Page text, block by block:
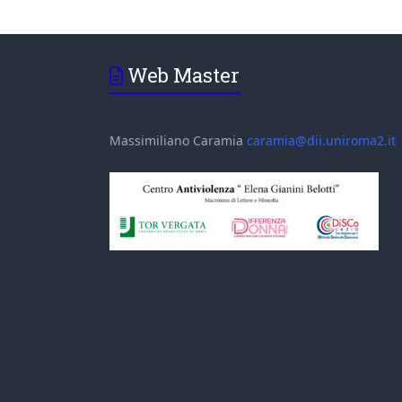
Web Master
Massimiliano Caramia caramia@dii.uniroma2.it